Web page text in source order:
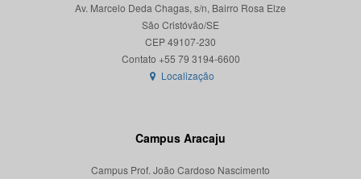
Av. Marcelo Deda Chagas, s/n, Bairro Rosa Elze
São Cristóvão/SE
CEP 49107-230
Localização
Campus Aracaju
Campus Prof. João Cardoso Nascimento